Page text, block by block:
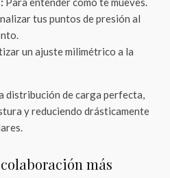
tus puntos de presión al
un ajuste milimétrico a la
distribución de carga perfecta,
y reduciendo drásticamente
más